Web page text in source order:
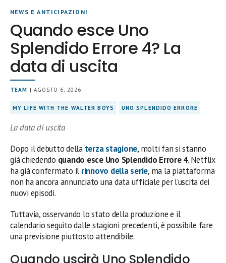
NEWS E ANTICIPAZIONI
Quando esce Uno
Splendido Errore 4? La
data di uscita
TEAM | AGOSTO 6, 2026
MY LIFE WITH THE WALTER BOYS UNO SPLENDIDO ERRORE
La data di uscita
Dopo il debutto della terza stagione, molti fan si stanno
già chiedendo quando esce Uno Splendido Errore 4. Netflix
ha già confermato il rinnovo della serie, ma la piattaforma
non ha ancora annunciato una data ufficiale per l’uscita dei
nuovi episodi.
Tuttavia, osservando lo stato della produzione e il
calendario seguito dalle stagioni precedenti, è possibile fare
una previsione piuttosto attendibile.
Quando uscirà Uno Splendido